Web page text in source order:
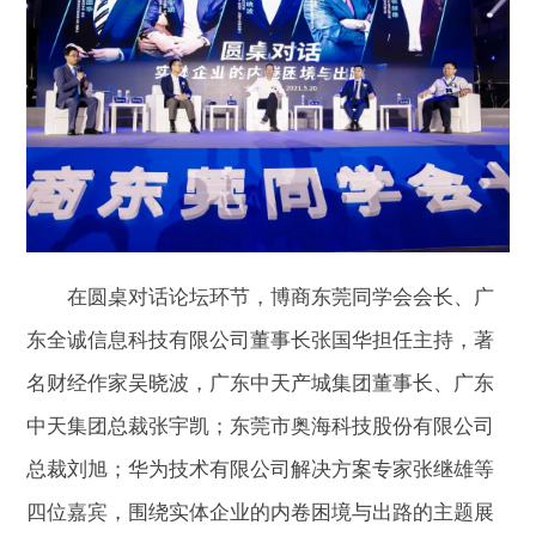
在圆桌对话论坛环节，博商东莞同学会会长、广
东全诚信息科技有限公司董事长张国华担任主持，著
名财经作家吴晓波，广东中天产城集团董事长、广东
中天集团总裁张宇凯；东莞市奥海科技股份有限公司
总裁刘旭；华为技术有限公司解决方案专家张继雄等
四位嘉宾，围绕实体企业的内卷困境与出路的主题展